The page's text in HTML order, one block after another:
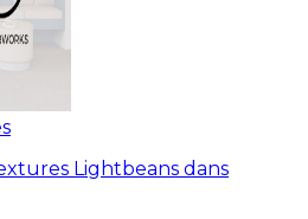
Lightbeans dans